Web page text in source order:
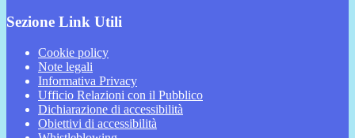
Sezione Link Utili
Cookie policy
Note legali
Informativa Privacy
Ufficio Relazioni con il Pubblico
Dichiarazione di accessibilità
Obiettivi di accessibilità